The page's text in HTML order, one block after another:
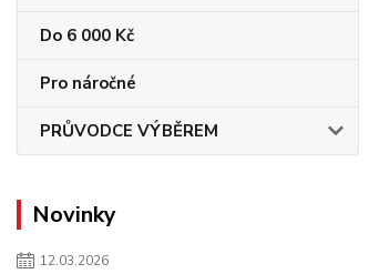
Do 6 000 Kč
Pro náročné
PRŮVODCE VÝBĚREM
Novinky
12.03.2026